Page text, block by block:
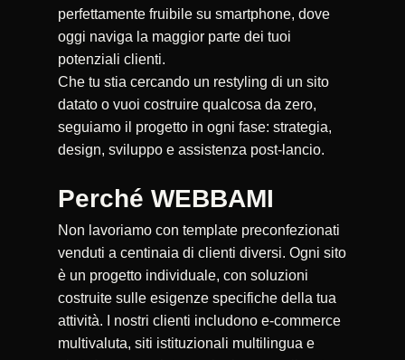
perfettamente fruibile su smartphone, dove
oggi naviga la maggior parte dei tuoi
potenziali clienti.
Che tu stia cercando un restyling di un sito
datato o vuoi costruire qualcosa da zero,
seguiamo il progetto in ogni fase: strategia,
design, sviluppo e assistenza post-lancio.
Perché WEBBAMI
Non lavoriamo con template preconfezionati
venduti a centinaia di clienti diversi. Ogni sito
è un progetto individuale, con soluzioni
costruite sulle esigenze specifiche della tua
attività. I nostri clienti includono e-commerce
multivaluta, siti istituzionali multilingua e